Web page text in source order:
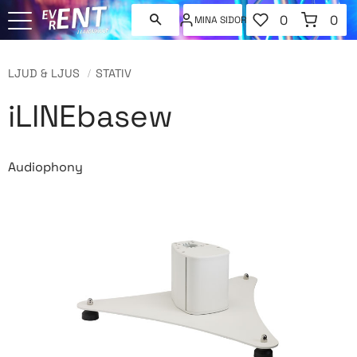
MINA SIDOR
FAVORITER
ANTAL
0
KUNDVAGN
0
LJUD & LJUS STATIV
iLINEbasew
Audiophony